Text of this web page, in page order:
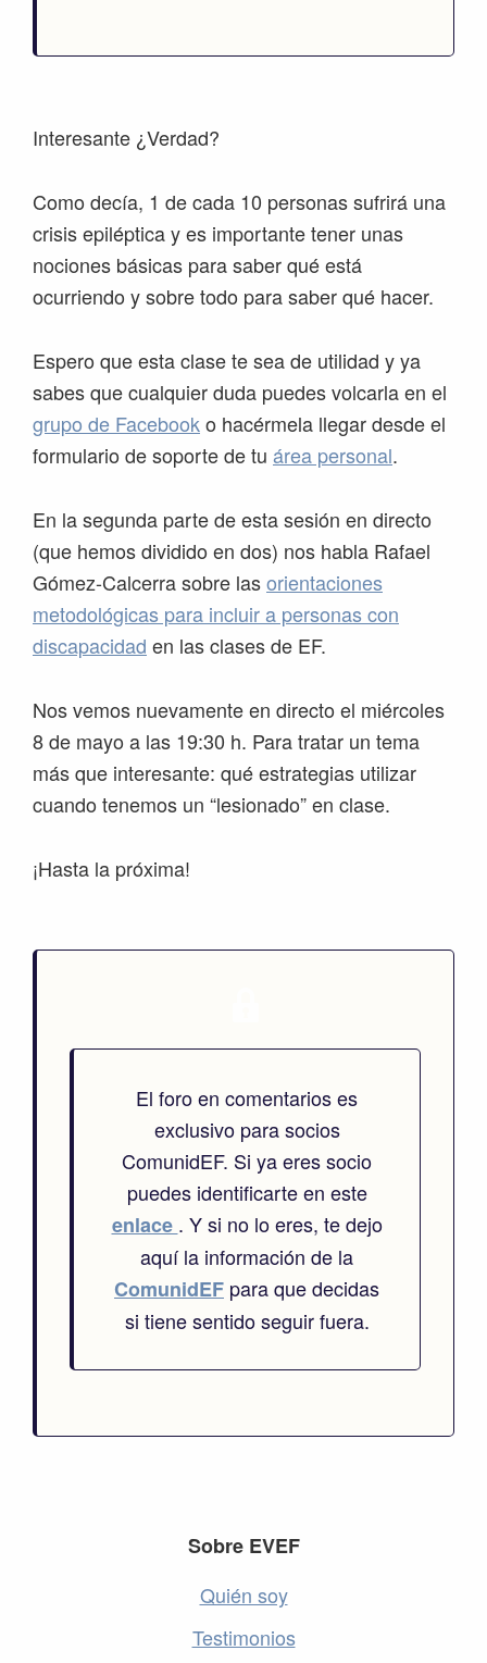
Interesante ¿Verdad?
Como decía, 1 de cada 10 personas sufrirá una
crisis epiléptica y es importante tener unas
nociones básicas para saber qué está
ocurriendo y sobre todo para saber qué hacer.
Espero que esta clase te sea de utilidad y ya
sabes que cualquier duda puedes volcarla en el
grupo de Facebooko hacérmela llegar desde el
formulario de soporte de tu área personal.
En la segunda parte de esta sesión en directo
(que hemos dividido en dos) nos habla Rafael
Gómez-Calcerra sobre lasorientaciones
metodológicas para incluir a personas con
discapacidad en las clases de EF.
Nos vemos nuevamente en directo el miércoles
8 de mayo a las 19:30 h. Para tratar un tema
más que interesante: qué estrategias utilizar
cuando tenemos un “lesionado” en clase.
¡Hasta la próxima!
El foro en comentarios es
exclusivo para socios
ComunidEF. Si ya eres socio
puedes identificarte en este
enlace . Y si no lo eres, te dejo
aquí la información de la
ComunidEF para que decidas
si tiene sentido seguir fuera.
Sobre EVEF
Quién soy
Testimonios